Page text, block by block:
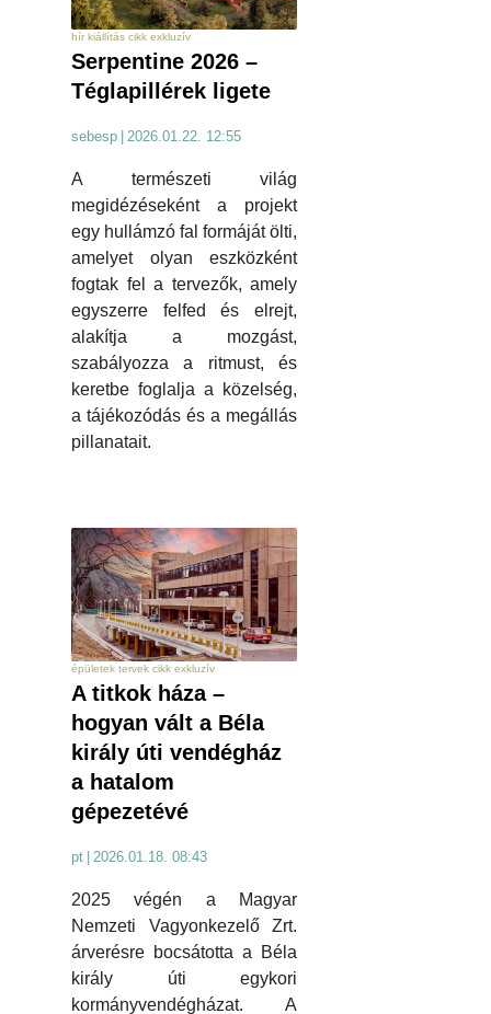
hír kiállítás cikk exkluzív
Serpentine 2026 –
Téglapillérek ligete
sebesp 2026.01.22. 12:55
A természeti világ
megidézéseként a projekt
egy hullámzó fal formáját ölti,
amelyet olyan eszközként
fogtak fel a tervezők, amely
egyszerre felfed és elrejt,
alakítja a mozgást,
szabályozza a ritmust, és
keretbe foglalja a közelség,
a tájékozódás és a megállás
pillanatait.
épületek tervek cikk exkluzív
A titkok háza –
hogyan vált a Béla
király úti vendégház
a hatalom
gépezetévé
pt 2026.01.18. 08:43
2025 végén a Magyar
Nemzeti Vagyonkezelő Zrt.
árverésre bocsátotta a Béla
király úti egykori
kormányvendégházat. A